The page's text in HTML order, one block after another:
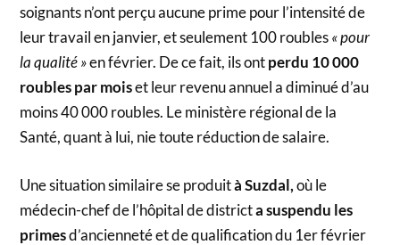
soignants n’ont perçu aucune prime pour l’intensité de
leur travail en janvier, et seulement 100 roubles« pour
la qualité »en février. De ce fait, ils ontperdu 10 000
roubles par moiset leur revenu annuel a diminué d’au
moins 40 000 roubles. Le ministère régional de la
Santé, quant à lui, nie toute réduction de salaire.
Une situation similaire se produità Suzdal,où le
médecin-chef de l’hôpital de districta suspendu les
primesd’ancienneté et de qualification du 1er février